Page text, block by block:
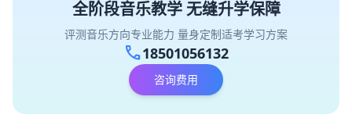
全阶段音乐教学 无缝升学保障
评测音乐方向专业能力 量身定制适考学习方案
call18501056132
咨询费用